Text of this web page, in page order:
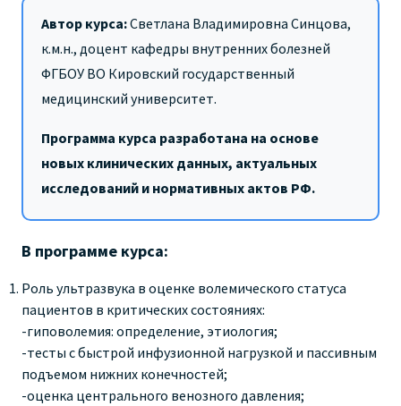
Автор курса:Светлана Владимировна Синцова,
к.м.н., доцент кафедры внутренних болезней
ФГБОУ ВО Кировский государственный
медицинский университет.
Программа курса разработана на основе
новых клинических данных, актуальных
исследований и нормативных актов РФ.
В программе курса:
Роль ультразвука в оценке волемического статуса
пациентов в критических состояниях:
-гиповолемия: определение, этиология;
-тесты с быстрой инфузионной нагрузкой и пассивным
подъемом нижних конечностей;
-оценка центрального венозного давления;